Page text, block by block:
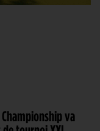
Championship va